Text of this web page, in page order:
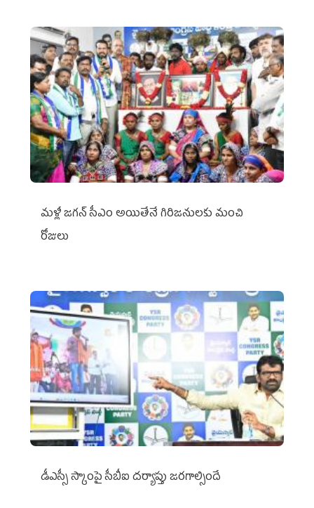
మళ్లీ జగన్ సీఎం అయితేనే గిరిజనులకు మంచి
రోజులు
డీఎస్సీ స్కాంపై సీబీఐ దర్యాప్తు జరగాల్సిందే